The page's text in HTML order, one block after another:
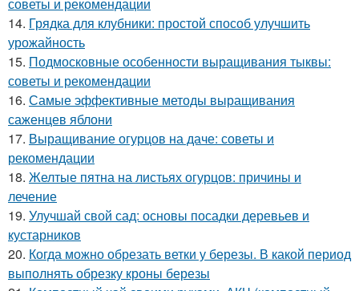
14. Грядка для клубники: простой способ улучшить
урожайность
15. Подмосковные особенности выращивания тыквы:
советы и рекомендации
16. Самые эффективные методы выращивания
саженцев яблони
17. Выращивание огурцов на даче: советы и
рекомендации
18. Желтые пятна на листьях огурцов: причины и
лечение
19. Улучшай свой сад: основы посадки деревьев и
кустарников
20. Когда можно обрезать ветки у березы. В какой период
выполнять обрезку кроны березы